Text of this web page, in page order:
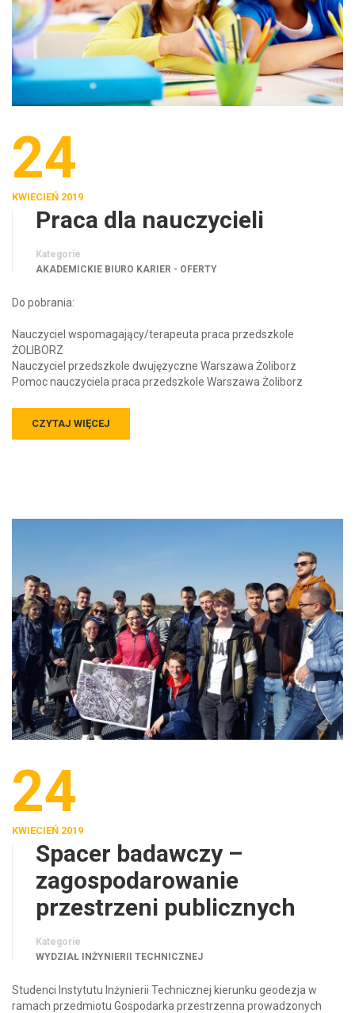
24
KWIECIEŃ 2019
Praca dla nauczycieli
Kategorie
AKADEMICKIE BIURO KARIER - OFERTY
Do pobrania:
Nauczyciel wspomagający/terapeuta praca przedszkole
ŻOLIBORZ
Nauczyciel przedszkole dwujęzyczne Warszawa Żoliborz
Pomoc nauczyciela praca przedszkole Warszawa Żoliborz
CZYTAJ WIĘCEJ
24
KWIECIEŃ 2019
Spacer badawczy –
zagospodarowanie
przestrzeni publicznych
Kategorie
WYDZIAŁ INŻYNIERII TECHNICZNEJ
Studenci Instytutu Inżynierii Technicznej kierunku geodezja w
ramach przedmiotu Gospodarka przestrzenna prowadzonych